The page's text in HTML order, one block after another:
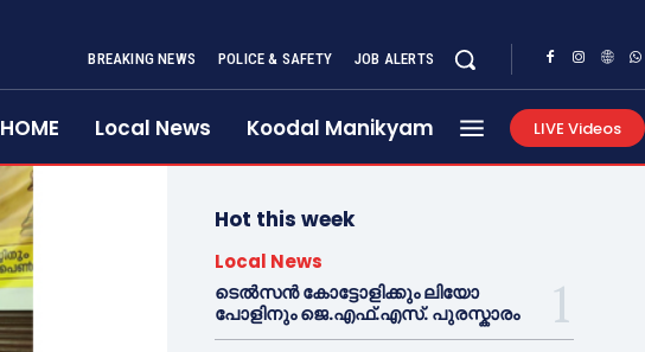
BREAKING NEWS POLICE & SAFETY JOB ALERTS
HOME Local News Koodal Manikyam LIVE Videos
Hot this week
Local News
ടെൽസൻ കോട്ടോളിക്കും ലിയോ
പോളിനും ജെ.എഫ്.എസ്. പുരസ്കാരം